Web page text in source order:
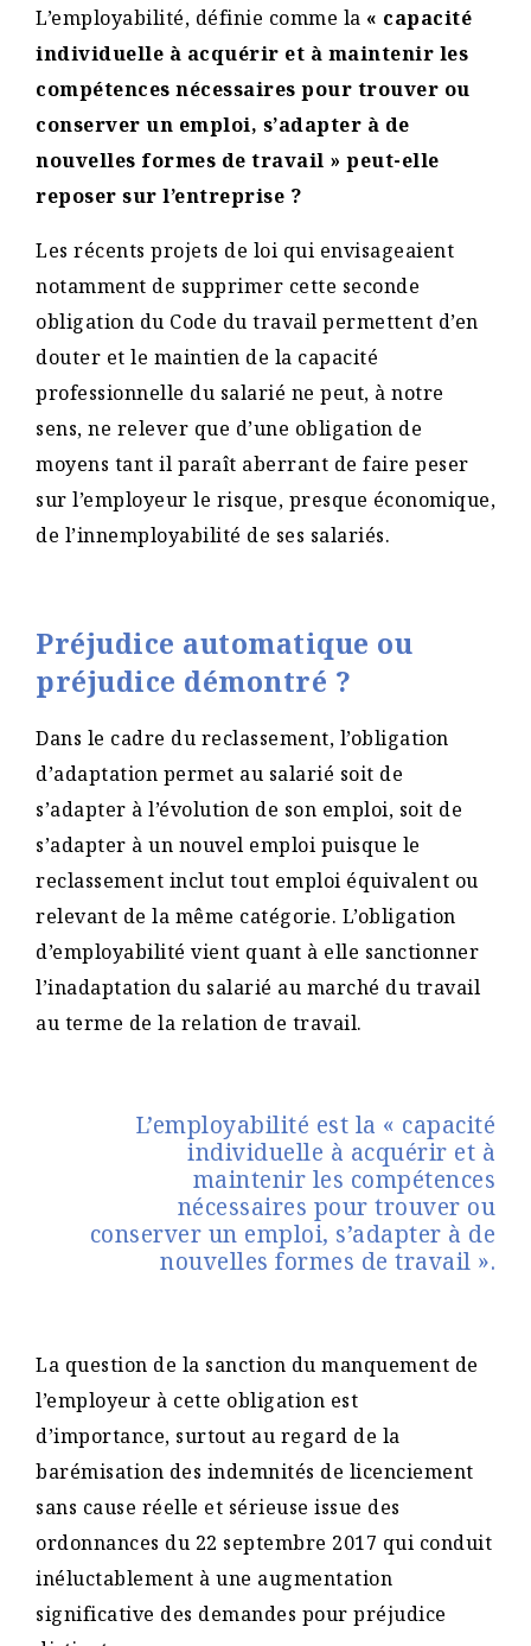
L’employabilité, définie comme la « capacité
individuelle à acquérir et à maintenir les
compétences nécessaires pour trouver ou
conserver un emploi, s’adapter à de
nouvelles formes de travail » peut-elle
reposer sur l’entreprise ?
Les récents projets de loi qui envisageaient
notamment de supprimer cette seconde
obligation du Code du travail permettent d’en
douter et le maintien de la capacité
professionnelle du salarié ne peut, à notre
sens, ne relever que d’une obligation de
moyens tant il paraît aberrant de faire peser
sur l’employeur le risque, presque économique,
de l’innemployabilité de ses salariés.
Préjudice automatique ou
préjudice démontré ?
Dans le cadre du reclassement, l’obligation
d’adaptation permet au salarié soit de
s’adapter à l’évolution de son emploi, soit de
s’adapter à un nouvel emploi puisque le
reclassement inclut tout emploi équivalent ou
relevant de la même catégorie. L’obligation
d’employabilité vient quant à elle sanctionner
l’inadaptation du salarié au marché du travail
au terme de la relation de travail.
L’employabilité est la « capacité
individuelle à acquérir et à
maintenir les compétences
nécessaires pour trouver ou
conserver un emploi, s’adapter à de
nouvelles formes de travail ».
La question de la sanction du manquement de
l’employeur à cette obligation est
d’importance, surtout au regard de la
barémisation des indemnités de licenciement
sans cause réelle et sérieuse issue des
ordonnances du 22 septembre 2017 qui conduit
inéluctablement à une augmentation
significative des demandes pour préjudice